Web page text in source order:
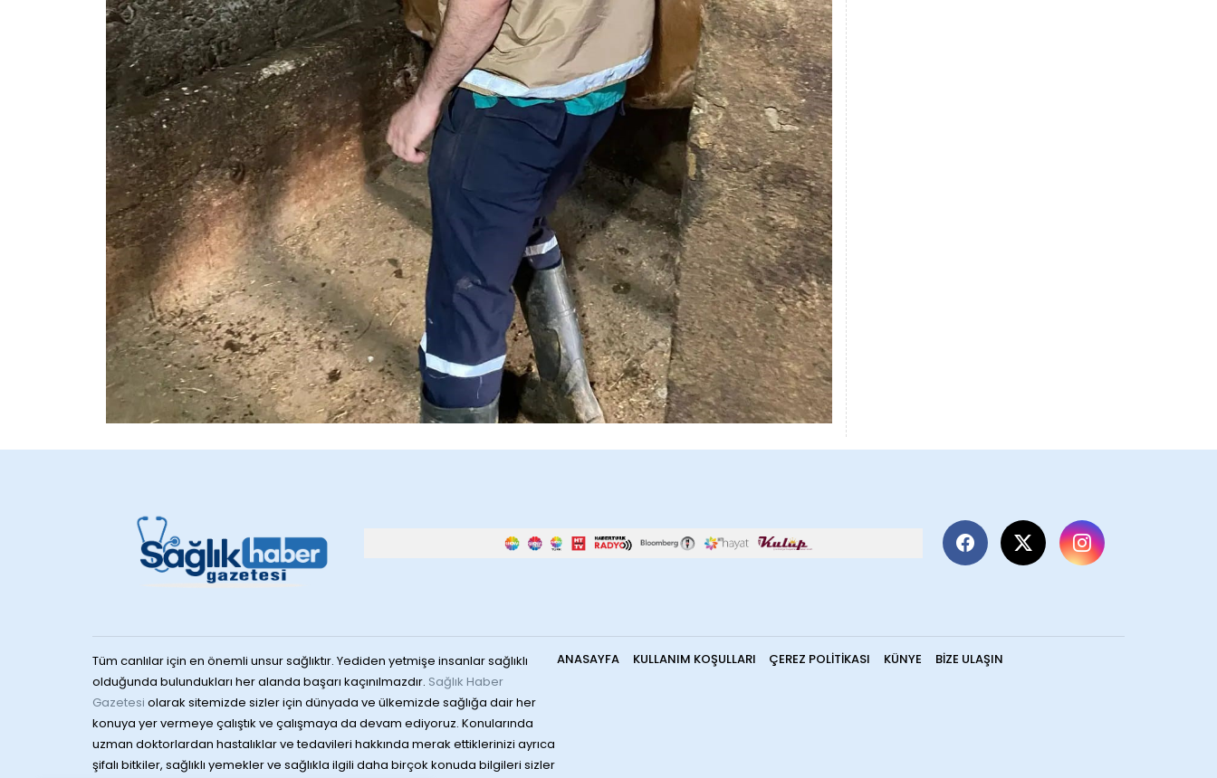
Tüm canlılar için en önemli unsur sağlıktır. Yediden yetmişe insanlar sağlıklı
olduğunda bulundukları her alanda başarı kaçınılmazdır. Sağlık Haber
Gazetesi olarak sitemizde sizler için dünyada ve ülkemizde sağlığa dair her
konuya yer vermeye çalıştık ve çalışmaya da devam ediyoruz. Konularında
uzman doktorlardan hastalıklar ve tedavileri hakkında merak ettiklerinizi ayrıca
şifalı bitkiler, sağlıklı yemekler ve sağlıkla ilgili daha birçok konuda bilgileri sizler
ANASAYFA KULLANIM KOŞULLARI ÇEREZ POLITIKASI KÜNYE BIZE ULAŞIN